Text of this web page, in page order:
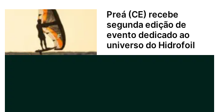
Preá (CE) recebe
segunda edição de
evento dedicado ao
universo do Hidrofoil